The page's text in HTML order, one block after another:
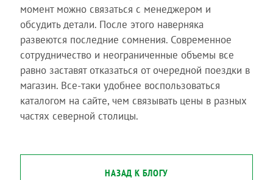
момент можно связаться с менеджером и
обсудить детали. После этого наверняка
развеются последние сомнения. Современное
сотрудничество и неограниченные объемы все
равно заставят отказаться от очередной поездки в
магазин. Все-таки удобнее воспользоваться
каталогом на сайте, чем связывать цены в разных
частях северной столицы.
НАЗАД К БЛОГУ